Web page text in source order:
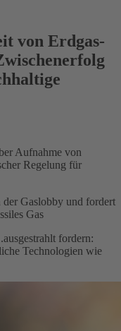
von Erdgas-
Aufnahme von
Regelung für
Gaslobby und fordert
Gas
fordern:
Technologien wie